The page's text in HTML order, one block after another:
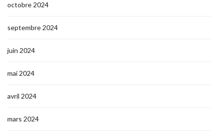
octobre 2024
septembre 2024
juin 2024
mai 2024
avril 2024
mars 2024